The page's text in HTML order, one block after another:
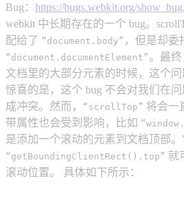
Bug： https://bugs.webkit.org/
webkit 中长期存在的一个 bug。
配给了 “document.body” ，但是却委
“document.documentElement”。最终
文档里的大部分元素的时候，这个
惊喜的是，这个 bug 不会对我们在
成冲突。然而，
“scrollTop” 将会一
带属性也会受到影响，比如
是添加一个滚动的元素到文档顶部。
“getBoundingClientRect().top” 就
滚动位置。 具体如下所示：